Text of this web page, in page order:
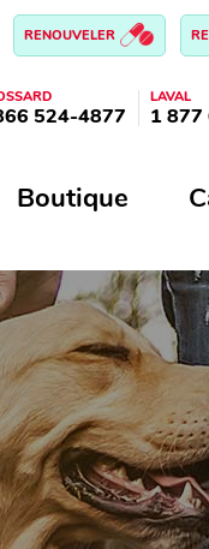
RENOUVELER
524-4877
LAVAL
1
Boutique